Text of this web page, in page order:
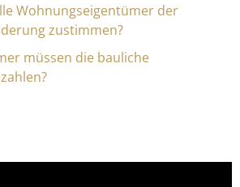
Wohnungseigentümer der
zustimmen?
müssen die bauliche